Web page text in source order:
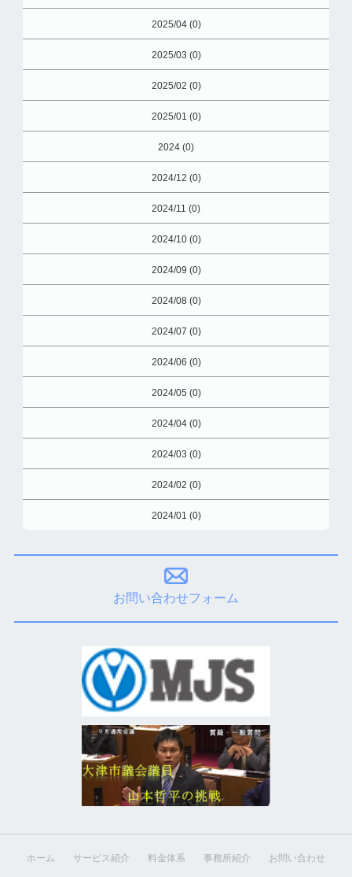
2025/04 (0)
2025/03 (0)
2025/02 (0)
2025/01 (0)
2024 (0)
2024/12 (0)
2024/11 (0)
2024/10 (0)
2024/09 (0)
2024/08 (0)
2024/07 (0)
2024/06 (0)
2024/05 (0)
2024/04 (0)
2024/03 (0)
2024/02 (0)
2024/01 (0)
お問い合わせフォーム
ホーム サービス紹介 料金体系 事務所紹介 お問い合わせ